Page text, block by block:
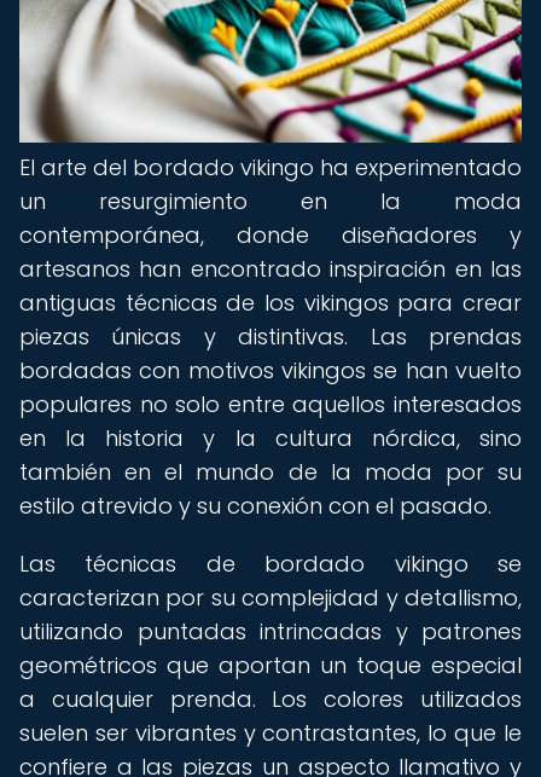
El arte del bordado vikingo ha experimentado
un resurgimiento en la moda
contemporánea, donde diseñadores y
artesanos han encontrado inspiración en las
antiguas técnicas de los vikingos para crear
piezas únicas y distintivas. Las prendas
bordadas con motivos vikingos se han vuelto
populares no solo entre aquellos interesados
en la historia y la cultura nórdica, sino
también en el mundo de la moda por su
estilo atrevido y su conexión con el pasado.
Las técnicas de bordado vikingo se
caracterizan por su complejidad y detallismo,
utilizando puntadas intrincadas y patrones
geométricos que aportan un toque especial
a cualquier prenda. Los colores utilizados
suelen ser vibrantes y contrastantes, lo que le
confiere a las piezas un aspecto llamativo y